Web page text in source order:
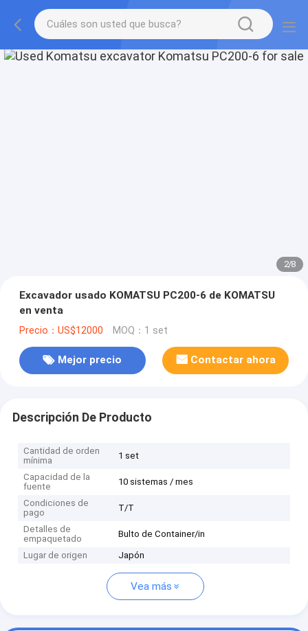
2/8
Excavador usado KOMATSU PC200-6 de KOMATSU
en venta
Precio：US$12000 MOQ：1 set
Mejor precio Contactar ahora
Descripción De Producto
Cantidad de orden
mínima
1 set
Capacidad de la
fuente
10 sistemas / mes
Condiciones de
pago
T/T
Detalles de
empaquetado
Bulto de Container/in
Lugar de origen Japón
Vea más